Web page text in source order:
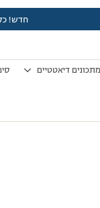
חדש!
מתכונים דיאטטיים